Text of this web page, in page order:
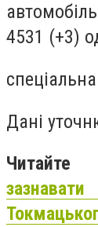
4531 (+3)
Дані